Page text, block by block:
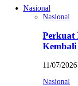
Nasional
Nasional
Perkuat
11/07/2026
Nasional